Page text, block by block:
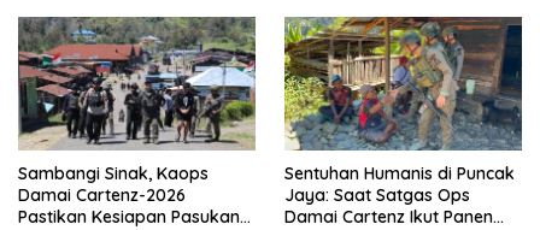
Sambangi Sinak, Kaops
Damai Cartenz-2026
Pastikan Kesiapan Pasukan
Sentuhan Humanis di Puncak
Jaya: Saat Satgas Ops
Damai Cartenz Ikut Panen